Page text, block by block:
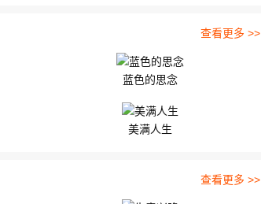
查看更多 >>
蓝色的思念
美满人生
查看更多 >>